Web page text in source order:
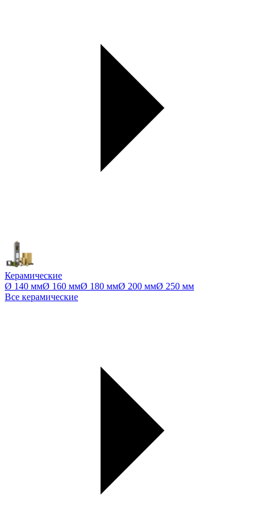
Керамические
Ø 140 ммØ 160 ммØ 180 ммØ 200 ммØ 250 мм
Все керамические